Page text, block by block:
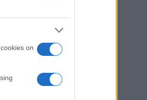
on
sulla
nel Porto
veicoli su
vetture e